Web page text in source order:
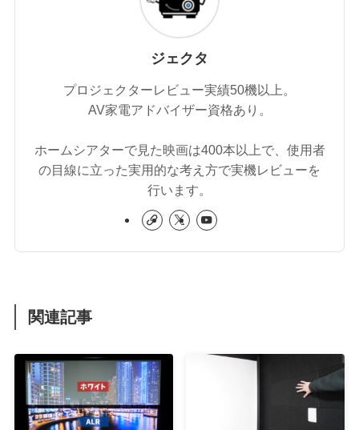
ジェクタ
プロジェクターレビュー実績50機以上。
AV家電アドバイザー資格あり。
ホームシアターで見た映画は400本以上で、使用者
の目線に立った実用的な考え方で実機レビューを
行います。
関連記事